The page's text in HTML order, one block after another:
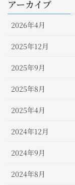
アーカイブ
2026年4月
2025年12月
2025年9月
2025年8月
2025年4月
2024年12月
2024年9月
2024年8月